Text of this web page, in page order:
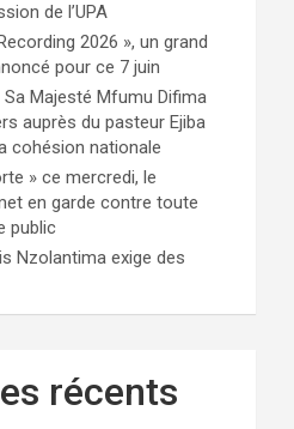
de l’UPA
2026 », un grand
pour ce 7 juin
Majesté Mfumu Difima
auprès du pasteur Ejiba
cohésion nationale
» ce mercredi, le
en garde contre toute
public
Nzolantima exige des
récents